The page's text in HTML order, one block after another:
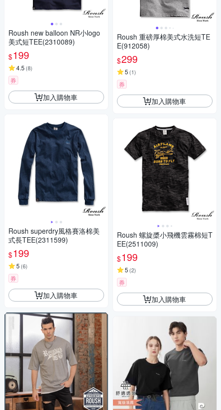
Roush new balloon NR小logo
美式短TEE(2310089)
$199
4.5 (8)
券
加入購物車
Roush superdry風格賽洛棉美
式長TEE(2311599)
$199
5 (6)
券
加入購物車
Roush 重磅厚棉美式水洗短TE
E(912058)
$299
5 (1)
券
加入購物車
Roush 螺旋槳小飛機雲霧棉短T
EE(2511009)
$199
5 (2)
券
加入購物車